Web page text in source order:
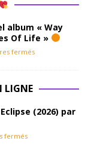
album « Way
Of Life »
fermés
LIGNE
(2026) par
fermés